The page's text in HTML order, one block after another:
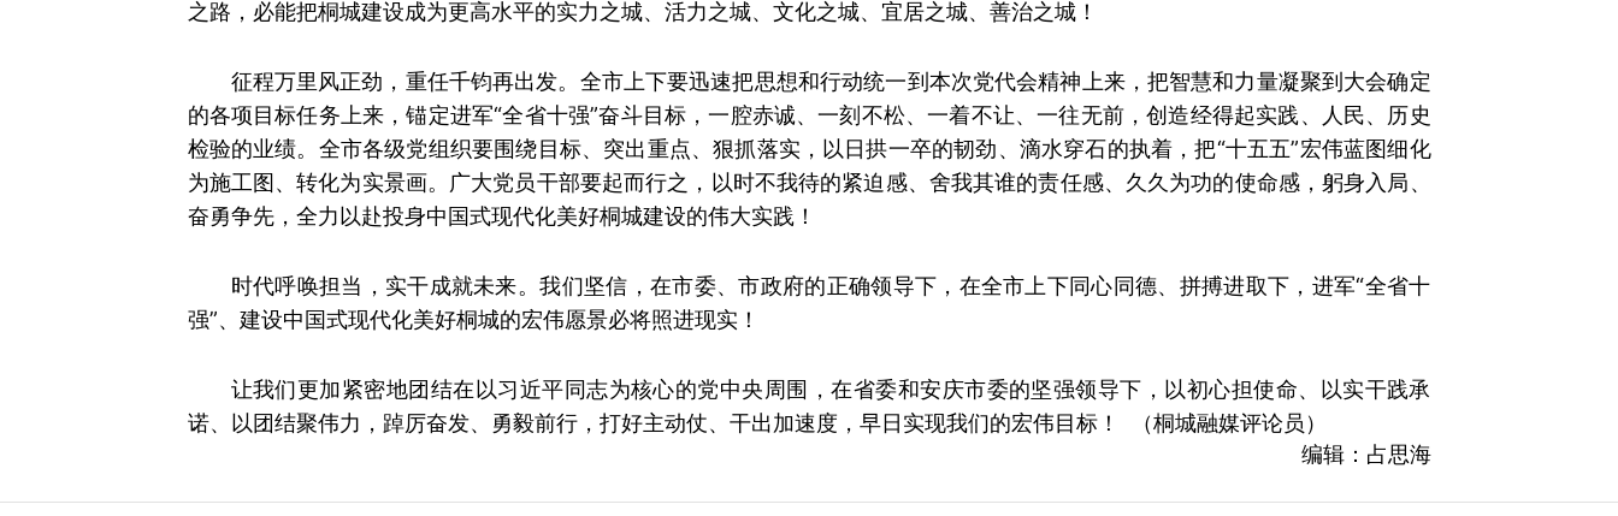
之路，必能把桐城建设成为更高水平的实力之城、活力之城、文化之城、宜居之城、善治之城！
征程万里风正劲，重任千钧再出发。全市上下要迅速把思想和行动统一到本次党代会精神上来，把智慧和力量凝聚到大会确定
的各项目标任务上来，锚定进军“全省十强”奋斗目标，一腔赤诚、一刻不松、一着不让、一往无前，创造经得起实践、人民、历史
检验的业绩。全市各级党组织要围绕目标、突出重点、狠抓落实，以日拱一卒的韧劲、滴水穿石的执着，把“十五五”宏伟蓝图细化
为施工图、转化为实景画。广大党员干部要起而行之，以时不我待的紧迫感、舍我其谁的责任感、久久为功的使命感，躬身入局、
奋勇争先，全力以赴投身中国式现代化美好桐城建设的伟大实践！
时代呼唤担当，实干成就未来。我们坚信，在市委、市政府的正确领导下，在全市上下同心同德、拼搏进取下，进军“全省十
强”、建设中国式现代化美好桐城的宏伟愿景必将照进现实！
让我们更加紧密地团结在以习近平同志为核心的党中央周围，在省委和安庆市委的坚强领导下，以初心担使命、以实干践承
诺、以团结聚伟力，踔厉奋发、勇毅前行，打好主动仗、干出加速度，早日实现我们的宏伟目标！ （桐城融媒评论员）
编辑：占思海